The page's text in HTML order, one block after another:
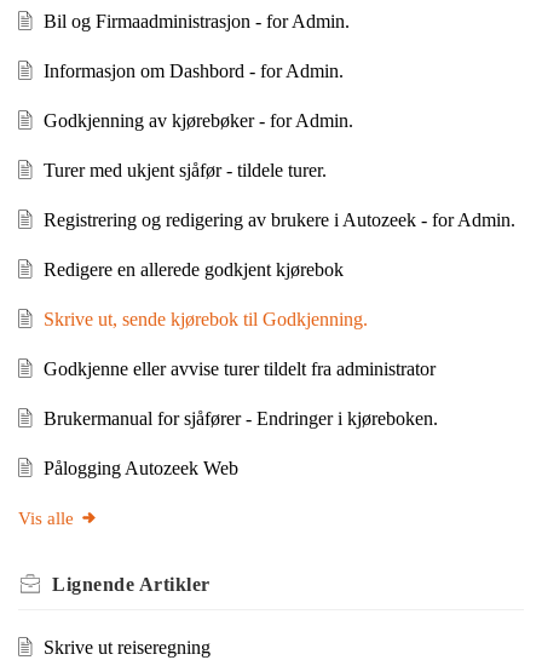
Bil og Firmaadministrasjon - for Admin.
Informasjon om Dashbord - for Admin.
Godkjenning av kjørebøker - for Admin.
Turer med ukjent sjåfør - tildele turer.
Registrering og redigering av brukere i Autozeek - for Admin.
Redigere en allerede godkjent kjørebok
Skrive ut, sende kjørebok til Godkjenning.
Godkjenne eller avvise turer tildelt fra administrator
Brukermanual for sjåfører - Endringer i kjøreboken.
Pålogging Autozeek Web
Vis alle
Lignende Artikler
Skrive ut reiseregning